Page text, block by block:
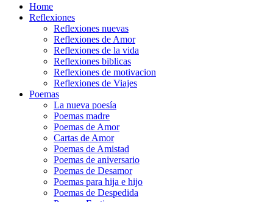
Home
Reflexiones
Reflexiones nuevas
Reflexiones de Amor
Reflexiones de la vida
Reflexiones biblicas
Reflexiones de motivacion
Reflexiones de Viajes
Poemas
La nueva poesía
Poemas madre
Poemas de Amor
Cartas de Amor
Poemas de Amistad
Poemas de aniversario
Poemas de Desamor
Poemas para hija e hijo
Poemas de Despedida